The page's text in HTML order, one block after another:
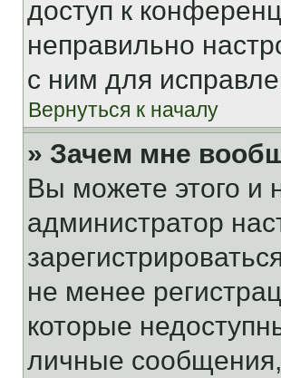
доступ к
неправильно
с ним для
Вернуться к началу
» Зачем мне
Вы можете этого и
администратор
не менее
которые
личные